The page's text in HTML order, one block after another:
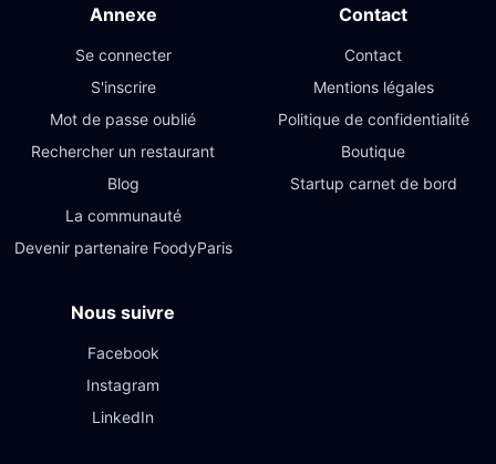
Annexe
Se connecter
S'inscrire
Mot de passe oublié
Rechercher un restaurant
Blog
La communauté
Devenir partenaire FoodyParis
Contact
Contact
Mentions légales
Politique de confidentialité
Boutique
Startup carnet de bord
Nous suivre
Facebook
Instagram
LinkedIn